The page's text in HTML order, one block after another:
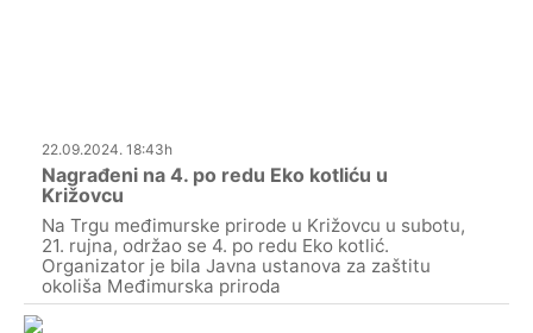
22.09.2024. 18:43h
Nagrađeni na 4. po redu Eko kotliću u
Križovcu
Na Trgu međimurske prirode u Križovcu u subotu,
21. rujna, održao se 4. po redu Eko kotlić.
Organizator je bila Javna ustanova za zaštitu
okoliša Međimurska priroda